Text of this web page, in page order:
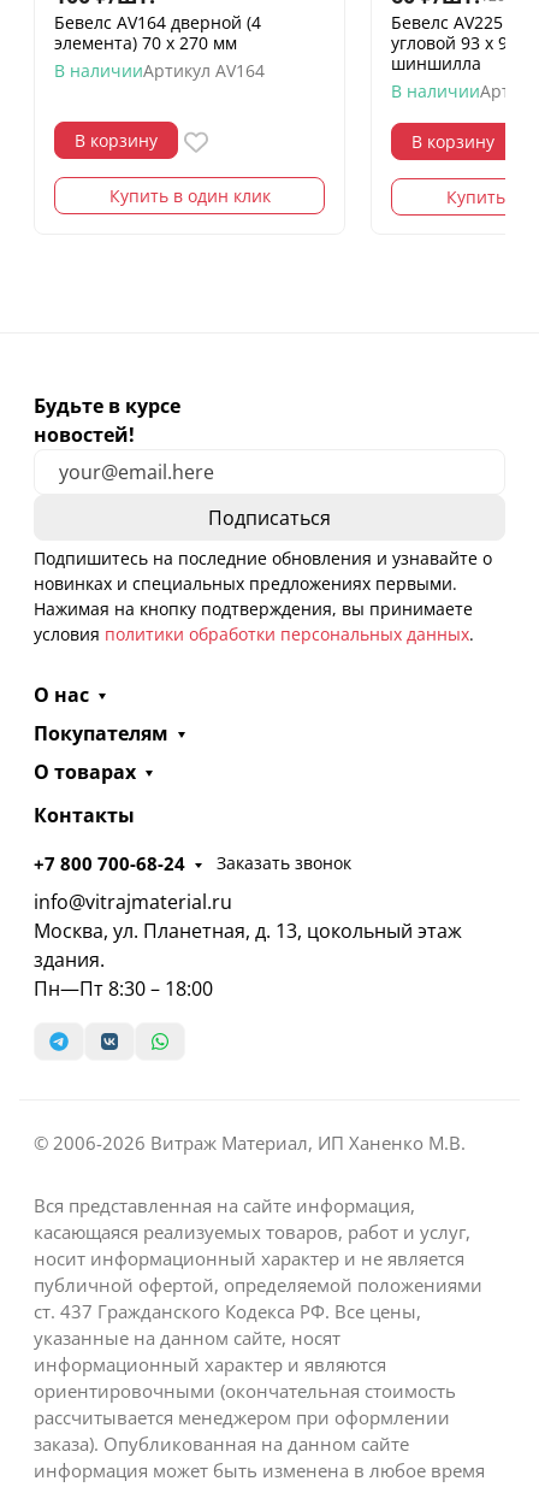
Бевелс AV164 дверной (4
элемента) 70 х 270 мм
В наличииАртикул AV164
В корзину
Купить в один клик
Бевелс AV225
угловой 93 х 93
шиншилла
В наличии
В корзину
Купить в
Будьте в курсе
новостей!
Подпишитесь на последние обновления и узнавайте о
новинках и специальных предложениях первыми.
Нажимая на кнопку подтверждения, вы принимаете
условия политики обработки персональных данных.
О нас
Покупателям
О товарах
Контакты
+7 800 700-68-24 Заказать звонок
info@vitrajmaterial.ru
Москва, ул. Планетная, д. 13, цокольный этаж
здания.
Пн—Пт 8:30 – 18:00
© 2006-2026 Витраж Материал, ИП Ханенко М.В.
Вся представленная на сайте информация,
касающаяся реализуемых товаров, работ и услуг,
носит информационный характер и не является
публичной офертой, определяемой положениями
ст. 437 Гражданского Кодекса РФ. Все цены,
указанные на данном сайте, носят
информационный характер и являются
ориентировочными (окончательная стоимость
рассчитывается менеджером при оформлении
заказа). Опубликованная на данном сайте
информация может быть изменена в любое время